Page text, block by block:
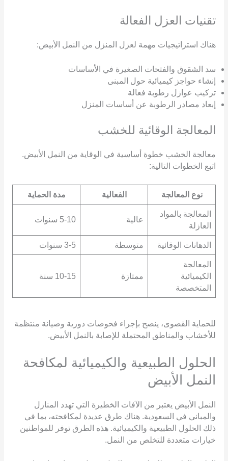
تقنيات العزل الفعالة
هناك استراتيجيات مهمة لعزل المنزل من النمل الأبيض:
سد الشقوق والفتحات الصغيرة في الأساسات
إنشاء حواجز كيميائية حول المبنى
تركيب عوازل رطوبة فعالة
إبعاد مصادر الرطوبة عن أساسات المنزل
المعالجة الوقائية للخشب
معالجة الخشب خطوة أساسية في الوقاية من النمل الأبيض.
اتبع الخطوات التالية:
نوع المعالجة الفعالية مدة الحماية
المعالجة بالمواد
العازلة
عالية 5-10 سنوات
الدهانات الوقائية متوسطة 3-5 سنوات
المعالجة
الكيميائية
المتخصصة
ممتازة 10-15 سنة
للحماية القصوى، ينصح بإجراء فحوصات دورية وصيانة منتظمة
للأخشاب والمناطق المحتملة للإصابة بالنمل الأبيض.
الحلول الطبيعية والكيميائية لمكافحة
النمل الأبيض
النمل الأبيض يعتبر من الآفات الخطيرة التي تهدد المنازل
والمباني في السعودية. هناك طرق عديدة لمكافحته، بما في
ذلك الحلول الطبيعية والكيميائية. هذه الطرق توفر للمواطنين
خيارات متعددة للتخلص من النمل.